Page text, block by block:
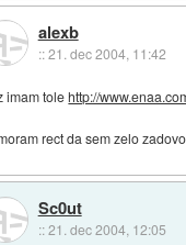
alexb
::21. dec 2004, 11:42
imam tolehttp://
rect da sem zelo
Sc0ut
::21. dec 2004, 12:05